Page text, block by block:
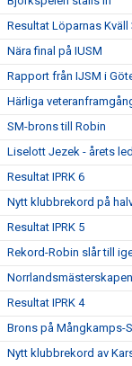
Resultat Löparnas Kväll
Nära final på IUSM
Rapport från IJSM i
Härliga
SM-brons till Robin
Liselott Jezek - årets
Resultat IPRK 6
Nytt klubbrekord på
Resultat IPRK 5
Rekord-Robin slår till
Norrlandsmästerskapen
Resultat IPRK 4
Brons på Mångkamps-
Nytt klubbrekord av